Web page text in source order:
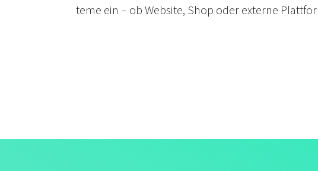
teme ein – ob Web­site, Shop oder externe